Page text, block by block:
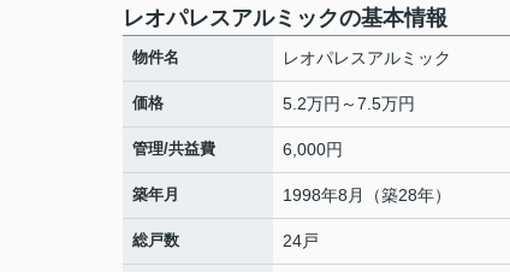
レオパレスアルミックの基本情報
物件名 レオパレスアルミック
価格 5.2万円～7.5万円
管理/共益費 6,000円
築年月 1998年8月（築28年）
総戸数 24戸